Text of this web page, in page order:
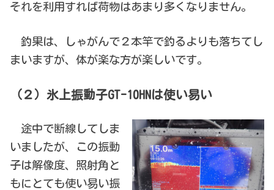
それを利用すれば荷物はあまり多くなりません。
釣果は、しゃがんで２本竿で釣るよりも落ちてし
まいますが、体が楽な方が楽しいです。
（２）氷上振動子GT-10HNは使い易い
途中で断線してしま
いましたが、この振動
子は解像度、照射角と
もにとても使い易い振